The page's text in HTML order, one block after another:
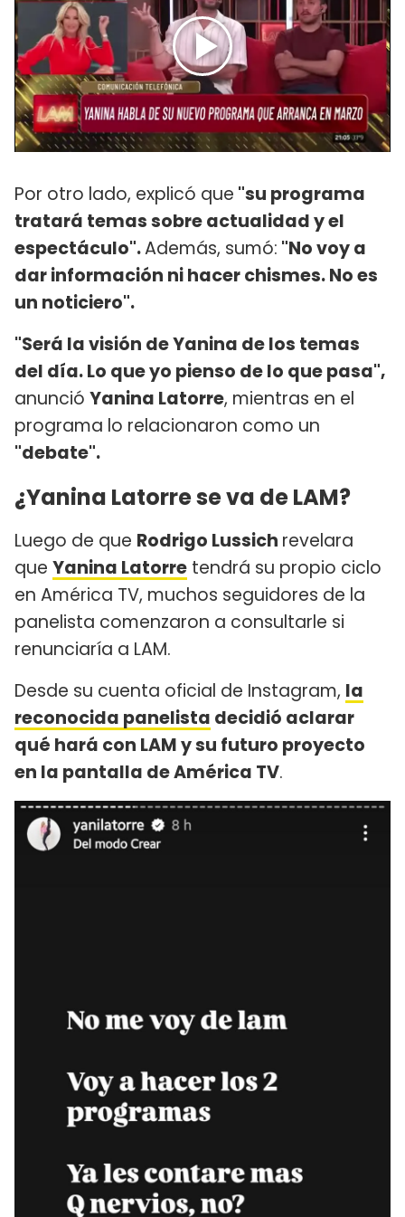
Por otro lado, explicó que "su programa
tratará temas sobre actualidad y el
espectáculo".Además, sumó: "No voy a
dar información ni hacer chismes. No es
un noticiero".
"Será la visión de Yanina de los temas
del día. Lo que yo pienso de lo que pasa",
anunció Yanina Latorre, mientras en el
programa lo relacionaron como un
"debate".
¿Yanina Latorre se va de LAM?
Luego de que Rodrigo Lussich revelara
que Yanina Latorre tendrá su propio ciclo
en América TV, muchos seguidores de la
panelista comenzaron a consultarle si
renunciaría a LAM.
Desde su cuenta oficial de Instagram, la
reconocida panelista decidió aclarar
qué hará con LAM y su futuro proyecto
en la pantalla de América TV.